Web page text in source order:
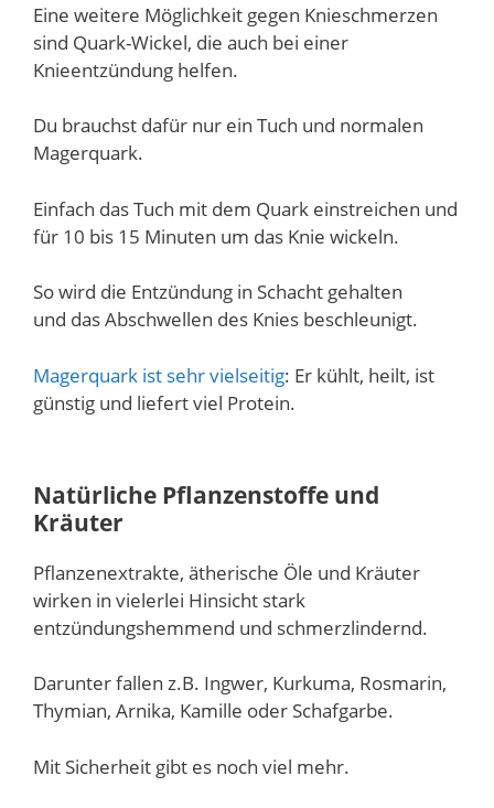
Eine weitere Möglichkeit gegen Knieschmerzen
sind Quark-Wickel, die auch bei einer
Knieentzündung helfen.
Du brauchst dafür nur ein Tuch und normalen
Magerquark.
Einfach das Tuch mit dem Quark einstreichen und
für 10 bis 15 Minuten um das Knie wickeln.
So wird die Entzündung in Schacht gehalten
und das Abschwellen des Knies beschleunigt.
Magerquark ist sehr vielseitig: Er kühlt, heilt, ist
günstig und liefert viel Protein.
Natürliche Pflanzenstoffe und
Kräuter
Pflanzenextrakte, ätherische Öle und Kräuter
wirken in vielerlei Hinsicht stark
entzündungshemmend und schmerzlindernd.
Darunter fallen z.B. Ingwer, Kurkuma, Rosmarin,
Thymian, Arnika, Kamille oder Schafgarbe.
Mit Sicherheit gibt es noch viel mehr.